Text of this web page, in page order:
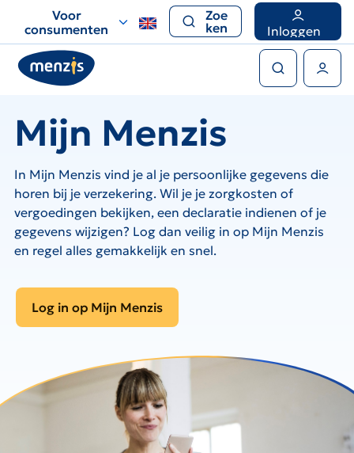
voor
snelle
navigatie
Voor
consumenten
Zoe
ken
Inloggen
Mijn Menzis
In Mijn Menzis vind je al je persoonlijke gegevens die
horen bij je verzekering. Wil je je zorgkosten of
vergoedingen bekijken, een declaratie indienen of je
gegevens wijzigen? Log dan veilig in op Mijn Menzis
en regel alles gemakkelijk en snel.
Log in op Mijn Menzis